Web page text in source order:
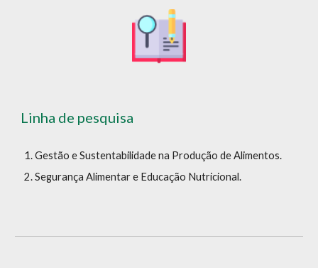
Linha de pesquisa
Gestão e Sustentabilidade na Produção de Alimentos.
Segurança Alimentar e Educação Nutricional.